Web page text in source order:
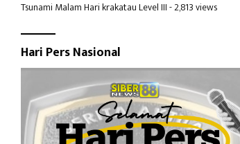
Tsunami Malam Hari krakatau Level III- 2,813 views
Hari Pers Nasional